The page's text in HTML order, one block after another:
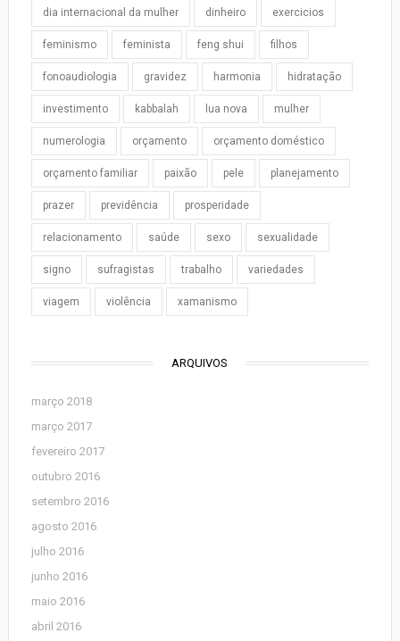
dia internacional da mulher dinheiro exercicios
feminismo feminista feng shui filhos
fonoaudiologia gravidez harmonia hidratação
investimento kabbalah lua nova mulher
numerologia orçamento orçamento doméstico
orçamento familiar paixão pele planejamento
prazer previdência prosperidade
relacionamento saúde sexo sexualidade
signo sufragistas trabalho variedades
viagem violência xamanismo
ARQUIVOS
março 2018
março 2017
fevereiro 2017
outubro 2016
setembro 2016
agosto 2016
julho 2016
junho 2016
maio 2016
abril 2016